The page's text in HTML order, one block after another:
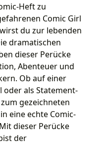
Heft zu
Comic Girl
du zur lebenden
dramatischen
dieser Perücke
Abenteuer und
Ob auf einer
oder als Statement-
gezeichneten
eine echte Comic-
dieser Perücke
der